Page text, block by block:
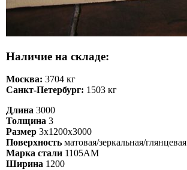
Наличие на складе:
Москва: 3704 кг
Санкт-Петербург: 1503 кг
Длина 3000
Толщина 3
Размер 3х1200х3000
Поверхность матовая/зеркальная/глянцевая
Марка стали 1105АМ
Ширина 1200